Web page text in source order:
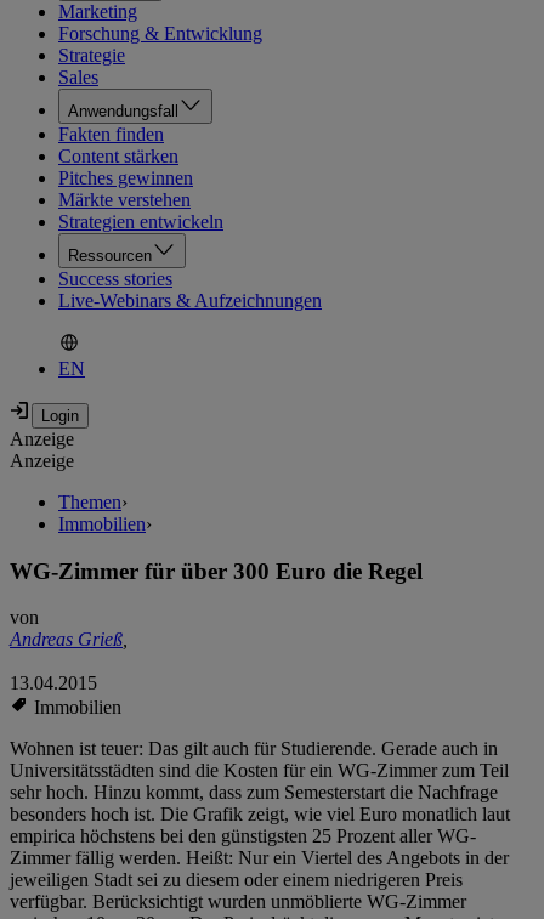
Marketing
Forschung & Entwicklung
Strategie
Sales
Anwendungsfall
Fakten finden
Content stärken
Pitches gewinnen
Märkte verstehen
Strategien entwickeln
Ressourcen
Success stories
Live-Webinars & Aufzeichnungen
EN
Anzeige
Anzeige
Themen›
Immobilien›
WG-Zimmer für über 300 Euro die Regel
von
Andreas Grieß,
13.04.2015
Immobilien
Wohnen ist teuer: Das gilt auch für Studierende. Gerade auch in
Universitätsstädten sind die Kosten für ein WG-Zimmer zum Teil
sehr hoch. Hinzu kommt, dass zum Semesterstart die Nachfrage
besonders hoch ist. Die Grafik zeigt, wie viel Euro monatlich laut
empirica höchstens bei den günstigsten 25 Prozent aller WG-
Zimmer fällig werden. Heißt: Nur ein Viertel des Angebots in der
jeweiligen Stadt sei zu diesem oder einem niedrigeren Preis
verfügbar. Berücksichtigt wurden unmöblierte WG-Zimmer